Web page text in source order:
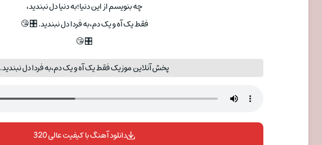
چه بنویسم از این دنیا؛به دنیا دل نبندید،
فقط یک آه و یک دم،به فردا دل نبندید. 🎛😘
🎛😘
پخش آنلاین موزیک فقط یک آه و یک دم،به فردا دل نبندید.
دانلود آهنگ با کیفیت عالی 320